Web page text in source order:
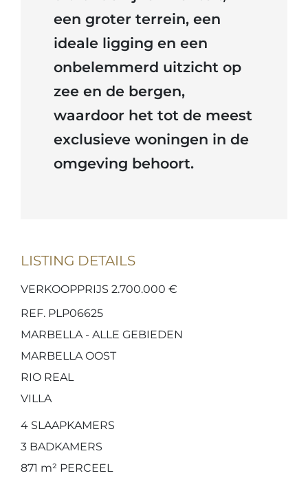
een groter terrein, een
ideale ligging en een
onbelemmerd uitzicht op
zee en de bergen,
waardoor het tot de meest
exclusieve woningen in de
omgeving behoort.
LISTING DETAILS
VERKOOPPRIJS 2.700.000 €
REF. PLP06625
MARBELLA - ALLE GEBIEDEN
MARBELLA OOST
RIO REAL
VILLA
4 SLAAPKAMERS
3 BADKAMERS
871 m² PERCEEL